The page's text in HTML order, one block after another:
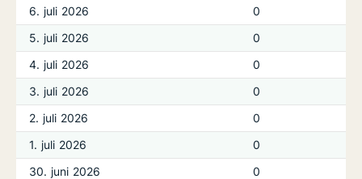
6. juli 2026
0
5. juli 2026
0
4. juli 2026
0
3. juli 2026
0
2. juli 2026
0
1. juli 2026
0
30. juni 2026
0